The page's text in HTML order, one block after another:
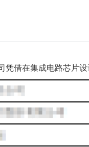
借在集成电路芯片